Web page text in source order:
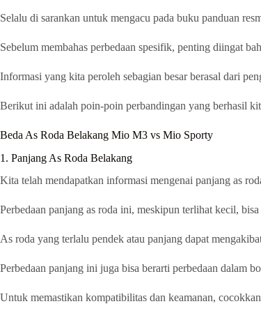
Selalu di sarankan untuk mengacu pada buku panduan
Sebelum membahas perbedaan spesifik, penting diingat
Informasi yang kita peroleh sebagian besar berasal dari
Berikut ini adalah poin-poin perbandingan yang berhasil
Beda As Roda Belakang Mio M3 vs Mio Sporty
1. Panjang As Roda Belakang
Kita telah mendapatkan informasi mengenai panjang as
Perbedaan panjang as roda ini, meskipun terlihat kecil,
As roda yang terlalu pendek atau panjang dapat
Perbedaan panjang ini juga bisa berarti perbedaan dalam
Untuk memastikan kompatibilitas dan keamanan,